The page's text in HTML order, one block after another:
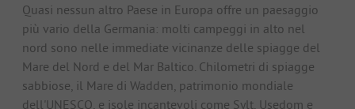
Quasi nessun altro Paese in Europa offre un paesaggio
più vario della Germania: molti campeggi in alto nel
nord sono nelle immediate vicinanze delle spiagge del
Mare del Nord e del Mar Baltico. Chilometri di spiagge
sabbiose, il Mare di Wadden, patrimonio mondiale
dell'UNESCO, e isole incantevoli come Sylt, Usedom e